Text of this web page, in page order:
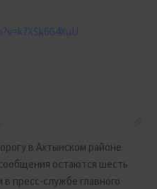
в Ахтынском районе
остаются шесть
пресс-службе главного